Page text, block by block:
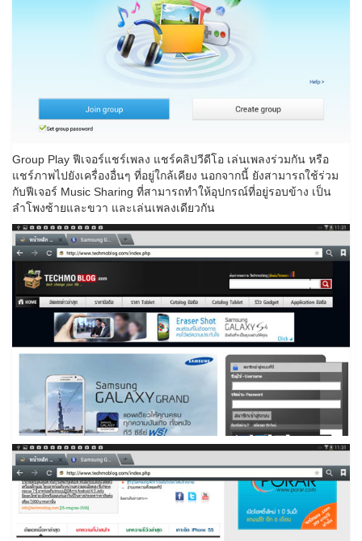
Group Play ฟีเจอร์แชร์เพลง แชร์คลิปวีดีโอ เล่นเพลงร่วมกัน หรือ
แชร์ภาพไปยังเครื่องอื่นๆ ที่อยู่ใกล้เคียง นอกจากนี้ ยังสามารถใช้ร่วม
กับฟีเจอร์ Music Sharing ที่สามารถทำให้อุปกรณ์ที่อยู่รอบข้าง เป็น
ลำโพงซ้ายและขวา และเล่นเพลงเดียวกัน